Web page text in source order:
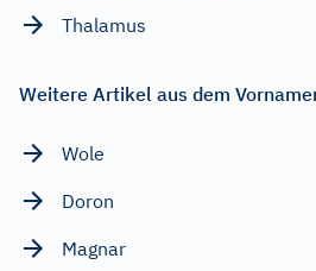
Thalamus
Weitere Artikel aus dem
Wole
Doron
Magnar